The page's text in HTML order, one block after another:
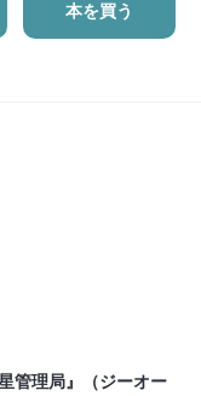
本を買う
管理局』（ジーオー